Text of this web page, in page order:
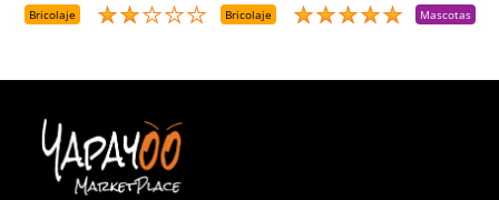
Bricolaje Bricolaje Mascotas